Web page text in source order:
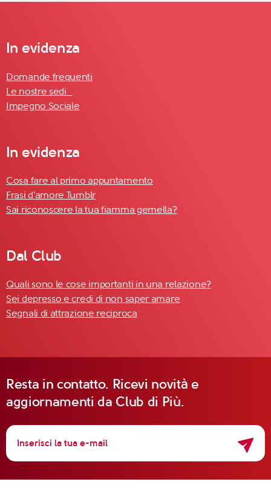
In evidenza
Domande frequenti
Le nostre sedi
Impegno Sociale
In evidenza
Cosa fare al primo appuntamento
Frasi d'amore Tumblr
Sai riconoscere la tua fiamma gemella?
Dal Club
Quali sono le cose importanti in una relazione?
Sei depresso e credi di non saper amare
Segnali di attrazione reciproca
Resta in contatto. Ricevi novità e
aggiornamenti da Club di Più.